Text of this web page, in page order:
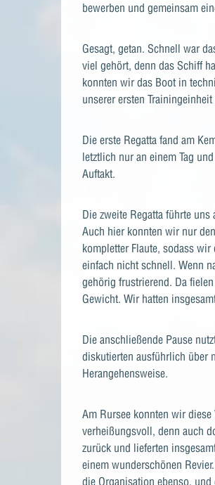
bewerben und gemeinsam
Gesagt, getan. Schnell war
viel gehört, denn das Schiff
konnten wir das Boot in
unserer ersten Trainingeinheit
Die erste Regatta fand am
letztlich nur an einem Tag
Auftakt.
Die zweite Regatta führte
Auch hier konnten wir nur
kompletter Flaute, sodass
einfach nicht schnell. Wenn
gehörig frustrierend. Da
Gewicht. Wir hatten
Die anschließende Pause
diskutierten ausführlich über
Herangehensweise.
Am Rursee konnten wir
verheißungsvoll, denn auch
zurück und lieferten
einem wunderschönen
die Organisation ebenso,